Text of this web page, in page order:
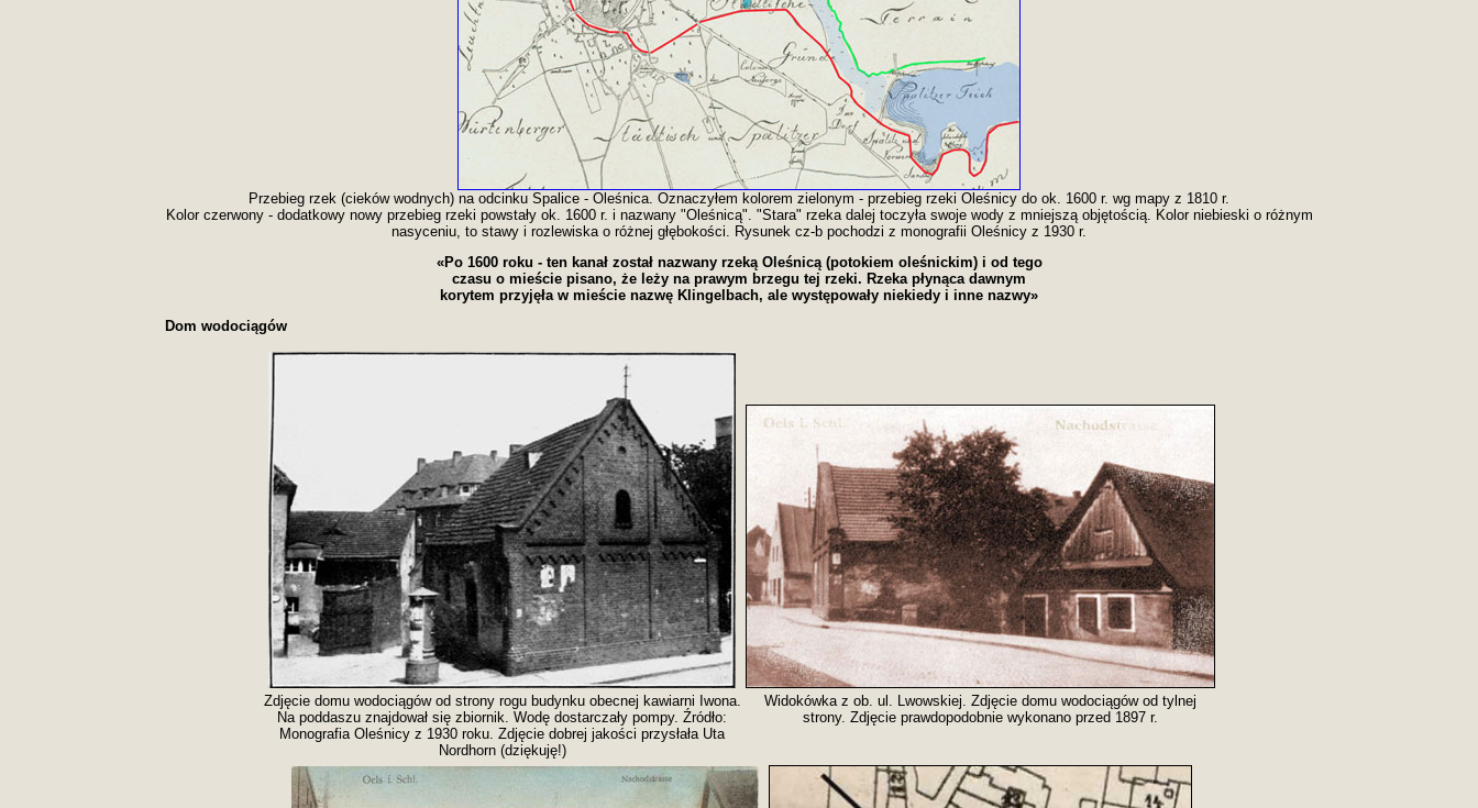
Przebieg rzek (cieków wodnych) na odcinku Spalice - Oleśnica. Oznaczyłem kolorem zielonym - przebieg rzeki Oleśnicy do ok. 1600 r. wg mapy z 1810 r.
Kolor czerwony - dodatkowy nowy przebieg rzeki powstały ok. 1600 r. i nazwany "Oleśnicą". "Stara" rzeka dalej toczyła swoje wody z mniejszą objętością. Kolor niebieski o różnym
nasyceniu, to stawy i rozlewiska o różnej głębokości. Rysunek cz-b pochodzi z monografii Oleśnicy z 1930 r.
«Po 1600 roku - ten kanał został nazwany rzeką Oleśnicą (potokiem oleśnickim) i od tego
czasu o mieście pisano, że leży na prawym brzegu tej rzeki. Rzeka płynąca dawnym
korytem przyjęła w mieście nazwę Klingelbach, ale występowały niekiedy i inne nazwy»
Dom wodociągów
Zdjęcie domu wodociągów od strony rogu budynku obecnej kawiarni Iwona.
Na poddaszu znajdował się zbiornik. Wodę dostarczały pompy. Źródło:
Monografia Oleśnicy z 1930 roku. Zdjęcie dobrej jakości przysłała Uta
Nordhorn (dziękuję!)
Widokówka z ob. ul. Lwowskiej. Zdjęcie domu wodociągów od tylnej
strony. Zdjęcie prawdopodobnie wykonano przed 1897 r.